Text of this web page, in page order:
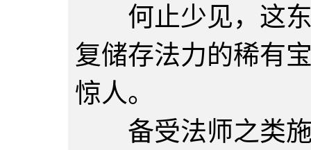
何止少见，这东
复储存法力的稀有
惊人。
备受法师之类施